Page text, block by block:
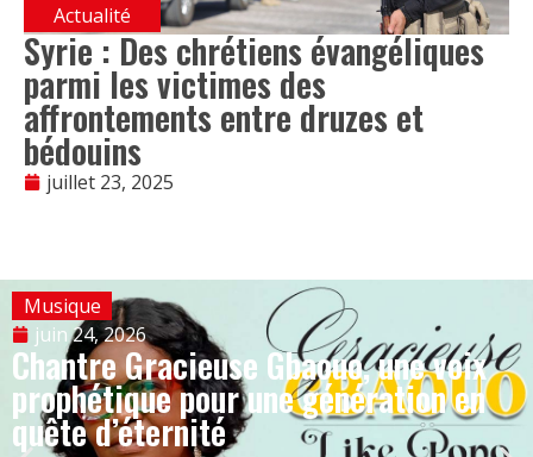
Actualité
Syrie : Des chrétiens évangéliques
parmi les victimes des
affrontements entre druzes et
bédouins
juillet 23, 2025
Musique
juin 24, 2026
Chantre Gracieuse Gbaouo, une voix
prophétique pour une génération en
quête d’éternité